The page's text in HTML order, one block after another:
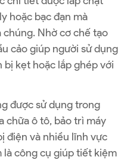
hoặc bạc đạn mà
chúng. Nhờ cơ chế tạo
cảo giúp người sử dụng
bị kẹt hoặc lắp ghép với
được sử dụng trong
chữa ô tô, bảo trì máy
điện và nhiều lĩnh vực
công cụ giúp tiết kiệm